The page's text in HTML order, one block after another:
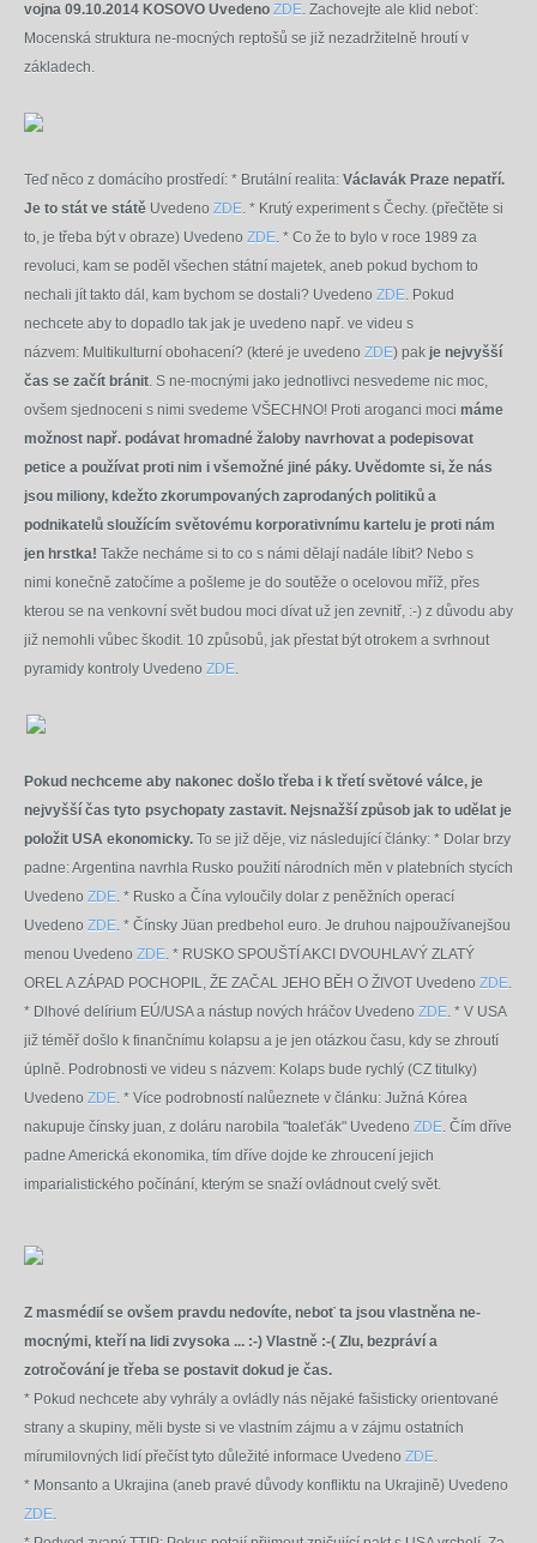
vojna 09.10.2014 KOSOVO Uvedeno ZDE. Zachovejte ale klid neboť:
Mocenská struktura ne-mocných reptošů se již nezadržitelně hroutí v
základech.
Teď něco z domácího prostředí: * Brutální realita: Václavák Praze nepatří.
Je to stát ve státě Uvedeno ZDE. * Krutý experiment s Čechy. (přečtěte si
to, je třeba být v obraze) Uvedeno ZDE. * Co že to bylo v roce 1989 za
revoluci, kam se poděl všechen státní majetek, aneb pokud bychom to
nechali jít takto dál, kam bychom se dostali? Uvedeno ZDE. Pokud
nechcete aby to dopadlo tak jak je uvedeno např. ve videu s
názvem: Multikulturní obohacení? (které je uvedeno ZDE) pak je nejvyšší
čas se začít bránit. S ne-mocnými jako jednotlivci nesvedeme nic moc,
ovšem sjednoceni s nimi svedeme VŠECHNO! Proti aroganci moci máme
možnost např. podávat hromadné žaloby navrhovat a podepisovat
petice a používat proti nim i všemožné jiné páky. Uvědomte si, že nás
jsou miliony, kdežto zkorumpovaných zaprodaných politiků a
podnikatelů sloužícím světovému korporativnímu kartelu je proti nám
jen hrstka! Takže necháme si to co s námi dělají nadále líbit? Nebo s
nimi konečně zatočíme a pošleme je do soutěže o ocelovou mříž, přes
kterou se na venkovní svět budou moci dívat už jen zevnitř, :-) z důvodu aby
již nemohli vůbec škodit. 10 způsobů, jak přestat být otrokem a svrhnout
pyramidy kontroly Uvedeno ZDE.
Pokud nechceme aby nakonec došlo třeba i k třetí světové válce, je
nejvyšší čas tyto psychopaty zastavit. Nejsnažší způsob jak to udělat je
položit USA ekonomicky. To se již děje, viz následující články: * Dolar brzy
padne: Argentina navrhla Rusko použití národních měn v platebních stycích
Uvedeno ZDE. * Rusko a Čína vyloučily dolar z peněžních operací
Uvedeno ZDE. * Čínsky Jüan predbehol euro. Je druhou najpoužívanejšou
menou Uvedeno ZDE. * RUSKO SPOUŠTÍ AKCI DVOUHLAVÝ ZLATÝ
OREL A ZÁPAD POCHOPIL, ŽE ZAČAL JEHO BĚH O ŽIVOT Uvedeno ZDE.
* Dlhové delírium EÚ/USA a nástup nových hráčov Uvedeno ZDE. * V USA
již téměř došlo k finančnímu kolapsu a je jen otázkou času, kdy se zhroutí
úplně. Podrobnosti ve videu s názvem: Kolaps bude rychlý (CZ titulky)
Uvedeno ZDE. * Více podrobností nalůeznete v článku: Južná Kórea
nakupuje čínsky juan, z doláru narobila "toaleťák" Uvedeno ZDE. Čím dříve
padne Americká ekonomika, tím dříve dojde ke zhroucení jejich
imparialistického počínání, kterým se snaží ovládnout cvelý svět.
Z masmédií se ovšem pravdu nedovíte, neboť ta jsou vlastněna ne-
mocnými, kteří na lidi zvysoka ... :-) Vlastně :-( Zlu, bezpráví a
zotročování je třeba se postavit dokud je čas.
* Pokud nechcete aby vyhrály a ovládly nás nějaké fašisticky orientované
strany a skupiny, měli byste si ve vlastním zájmu a v zájmu ostatních
mírumilovných lidí přečíst tyto důležité informace Uvedeno ZDE.
* Monsanto a Ukrajina (aneb pravé důvody konfliktu na Ukrajině) Uvedeno
ZDE.